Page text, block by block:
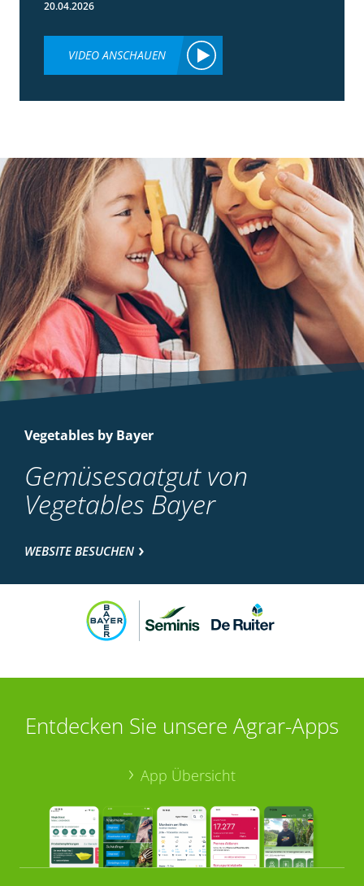
20.04.2026
VIDEO ANSCHAUEN
Vegetables by Bayer
Gemüsesaatgut von
Vegetables Bayer
WEBSITE BESUCHEN
Entdecken Sie unsere Agrar-Apps
App Übersicht